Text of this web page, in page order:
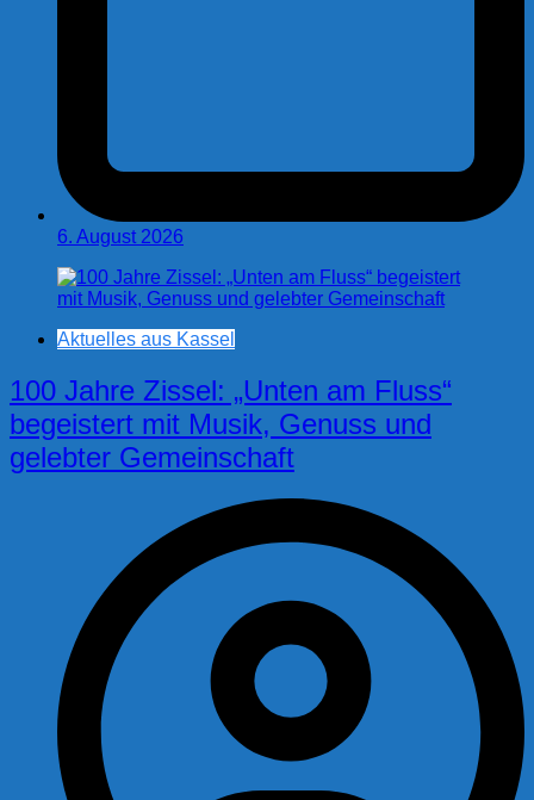
6. August 2026
Aktuelles aus Kassel
100 Jahre Zissel: „Unten am Fluss“
begeistert mit Musik, Genuss und
gelebter Gemeinschaft